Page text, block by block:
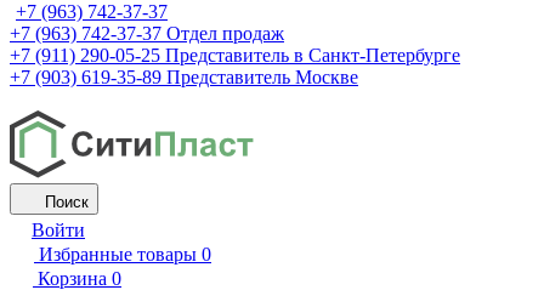
+7 (963) 742-37-37
+7 (963) 742-37-37 Отдел продаж
+7 (911) 290-05-25 Представитель в Санкт-Петербурге
+7 (903) 619-35-89 Представитель Москве
Поиск
Войти
Избранные товары 0
Корзина 0